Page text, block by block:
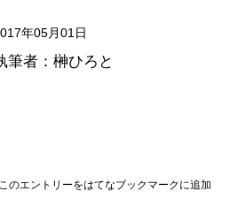
年05月01日
筆者：榊ひろと